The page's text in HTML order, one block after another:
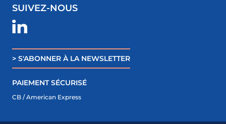
SUIVEZ-NOUS
> S'ABONNER À LA NEWSLETTER
PAIEMENT SÉCURISÉ
CB / American Express